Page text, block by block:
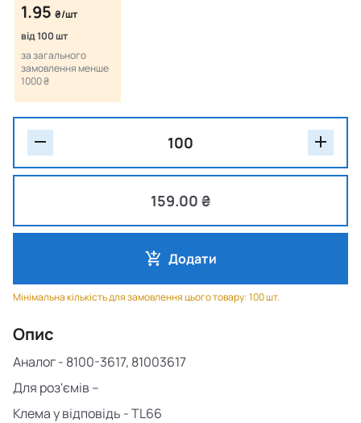
1.95 ₴/шт
від 100 шт
за загального
замовлення менше
1000 ₴
159.00 ₴
Додати
Мінімальна кількість для замовлення цього товару: 100 шт.
Опис
Аналог - 8100-3617, 81003617
Для роз'ємів –
Клема у відповідь -TL66